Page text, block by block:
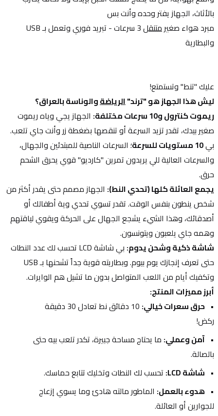
بالأثاث، الجهاز يفتر وحده وأنت بس
مبرد هواء صغير متنقل
والبطارية
عليك "تنط" وتستمتع!
ليش هذا الجهاز هو "ترند" الرياضة والوناسة بالعراق؟
ريموت كنترول و10 سرعات مختلفة:
بي 10 مستويات للسرعة
حرق.
يجمع العائلة كلها (تحدي النط):
وهمه جاي يلعبون ويتونسون.
شاشة ذكية وشحن يدوم:
وتكفيك أيام من اللعب المتواصل بدون ما تشيل هم الوايرات.
أبرز مميزات المنتج:
حرق سعرات خيالي:
ركض!
آمن وعملي:
بالصالة.
شاشة LCD:
تحسب لك النطات وتخليك تتابع حماسك.
هدوء بالعمل:
للجوارين أو العائلة.